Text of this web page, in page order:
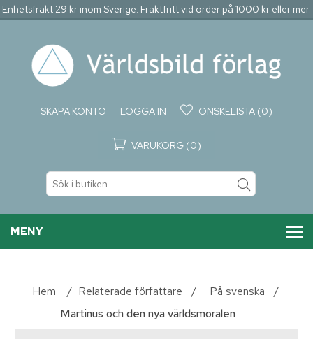
Enhetsfrakt 29 kr inom Sverige. Fraktfritt vid order på 1000 kr eller mer.
SKAPA KONTO LOGGA IN ÖNSKELISTA (0)
VARUKORG (0)
MENY
Hem / Relaterade författare / På svenska
/
Martinus och den nya världsmoralen